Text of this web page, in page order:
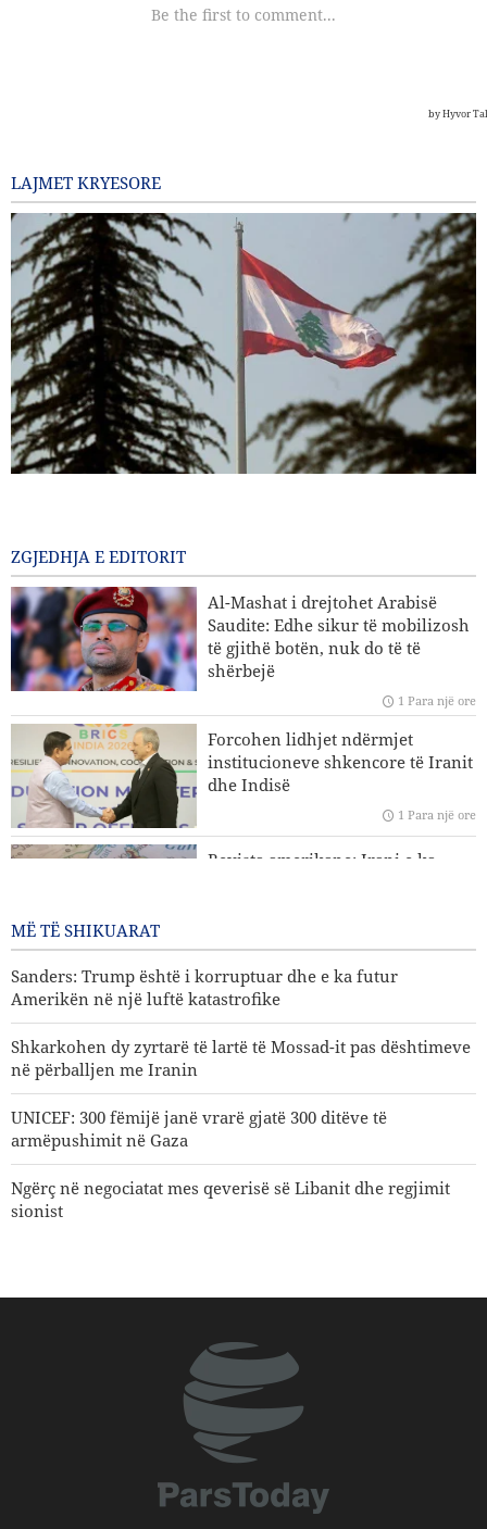
LAJMET KRYESORE
Norouzi: Gazetari qëndron në pikën e takimit mes realitetit
dhe opinionit publik
CNN zbulon: Shtabi i ushtrisë amerikane kërkon një
rrugëdalje nga lufta
IRGC: Pranimi nga mediat e huaja i humbjes së Trumpit
është rezultat i përpjekjeve të mediave revolucionare
Araghchi u drejtohet fqinjëve: Ka ardhur koha të
mbështetemi te vetja dhe të ndërtojmë vëllazëri të vërtetë
ZGJEDHJA E EDITORIT
Al-Mashat i drejtohet Arabisë
Saudite: Edhe sikur të mobilizosh
të gjithë botën, nuk do të të
shërbejë
1 Para një ore
Forcohen lidhjet ndërmjet
institucioneve shkencore të Iranit
dhe Indisë
1 Para një ore
Revista amerikane: Irani e ka
MË TË SHIKUARAT
Sanders: Trump është i korruptuar dhe e ka futur
Amerikën në një luftë katastrofike
Shkarkohen dy zyrtarë të lartë të Mossad-it pas dështimeve
në përballjen me Iranin
UNICEF: 300 fëmijë janë vrarë gjatë 300 ditëve të
armëpushimit në Gaza
Ngërç në negociatat mes qeverisë së Libanit dhe regjimit
sionist
IRGC: Pranimi nga mediat e huaja i humbjes së Trumpit
është rezultat i përpjekjeve të mediave revolucionare
mbështetemi te vetja dhe të ndërtojmë vëllazëri të vërtetë